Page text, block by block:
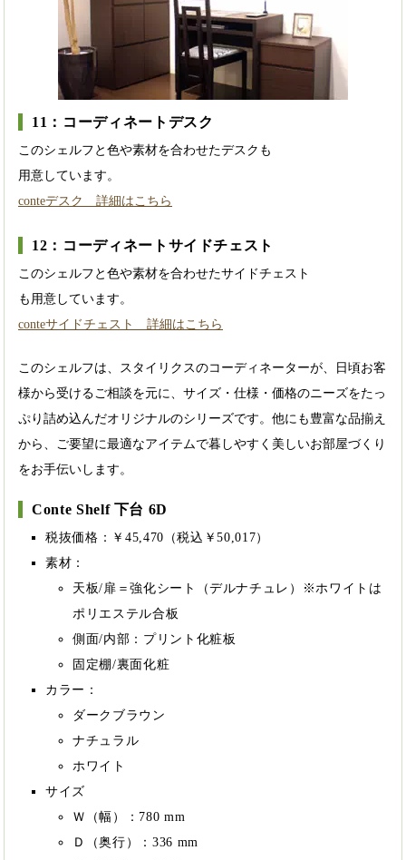
11：コーディネートデスク
このシェルフと色や素材を合わせたデスクも
用意しています。
conteデスク 詳細はこちら
12：コーディネートサイドチェスト
このシェルフと色や素材を合わせたサイドチェスト
も用意しています。
conteサイドチェスト 詳細はこちら
このシェルフは、スタイリクスのコーディネーターが、日頃お客
様から受けるご相談を元に、サイズ・仕様・価格のニーズをたっ
ぷり詰め込んだオリジナルのシリーズです。他にも豊富な品揃え
から、ご要望に最適なアイテムで暮しやすく美しいお部屋づくり
をお手伝いします。
Conte Shelf 下台 6D
税抜価格：￥45,470（税込￥50,017）
素材：
天板/扉＝強化シート（デルナチュレ）※ホワイトは
ポリエステル合板
側面/内部：プリント化粧板
固定棚/裏面化粧
カラー：
ダークブラウン
ナチュラル
ホワイト
サイズ
Ｗ（幅）：780 mm
Ｄ（奥行）：336 mm